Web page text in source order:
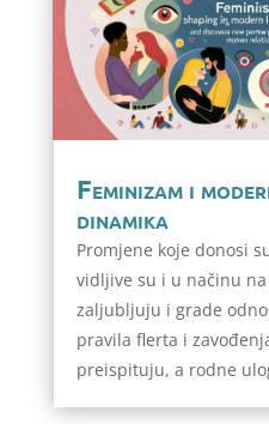
Feminizam i
dinamika
Promjene koje donosi
vidljive su i u načinu
zaljubljuju i grade
pravila flerta i
preispituju, a rodne